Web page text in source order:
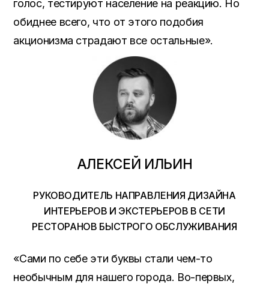
голос, тестируют население на реакцию. Но
обиднее всего, что от этого подобия
акционизма страдают все остальные».
АЛЕКСЕЙ ИЛЬИН
РУКОВОДИТЕЛЬ НАПРАВЛЕНИЯ ДИЗАЙНА
ИНТЕРЬЕРОВ И ЭКСТЕРЬЕРОВ В СЕТИ
РЕСТОРАНОВ БЫСТРОГО ОБСЛУЖИВАНИЯ
«Сами по себе эти буквы стали чем-то
необычным для нашего города. Во-первых,